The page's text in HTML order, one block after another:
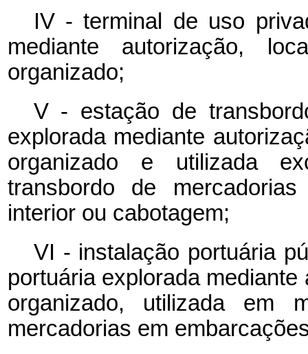
IV - terminal de uso
mediante autorização,
organizado;
V - estação de
explorada mediante
organizado e utilizada
transbordo de
interior ou cabotagem;
VI - instalação portuária
portuária explorada
organizado, utilizada em
mercadorias em